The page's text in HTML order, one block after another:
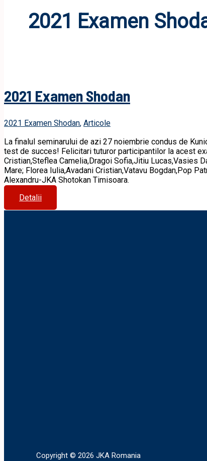
2021 Examen
2021 Examen Shodan
2021 Examen Shodan, Articole
La finalul seminarului de azi 27 noiembrie condus de
test de succes! Felicitari tuturor participantilor la acest
Cristian,Steflea Camelia,Dragoi Sofia,Jitiu Lucas,Vasies
Mare; Florea Iulia,Avadani Cristian,Vatavu Bogdan,Pop
Alexandru-JKA Shotokan Timisoara.
2021
Examen
Shodan
Detalii
Copyright © 2026 JKA Romania